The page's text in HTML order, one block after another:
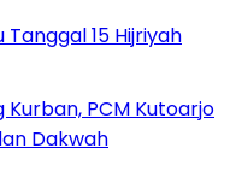
15 Hijriyah
Kurban, PCM Kutoarjo
Dakwah